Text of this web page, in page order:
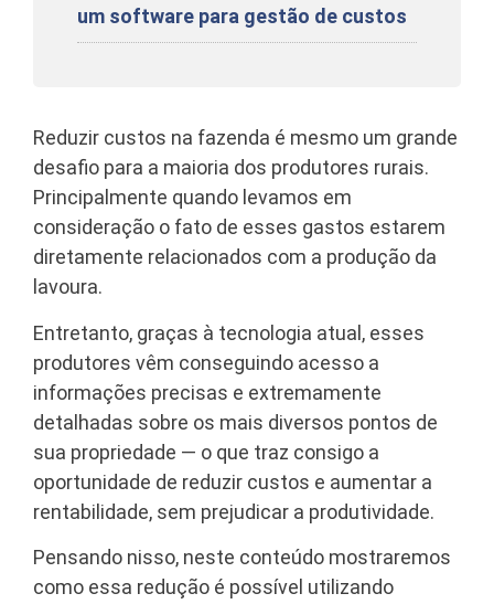
um software para gestão de custos
Reduzir custos na fazenda é mesmo um grande
desafio para a maioria dos produtores rurais.
Principalmente quando levamos em
consideração o fato de esses gastos estarem
diretamente relacionados com a produção da
lavoura.
Entretanto, graças à tecnologia atual, esses
produtores vêm conseguindo acesso a
informações precisas e extremamente
detalhadas sobre os mais diversos pontos de
sua propriedade — o que traz consigo a
oportunidade de reduzir custos e aumentar a
rentabilidade, sem prejudicar a produtividade.
Pensando nisso, neste conteúdo mostraremos
como essa redução é possível utilizando